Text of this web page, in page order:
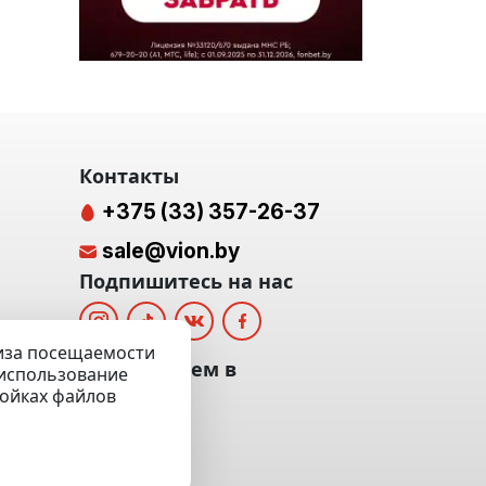
посещаемости
файлов
Контакты
+375 (33) 357-26-37
sale@vion.by
Подпишитесь на нас
Мы отвечаем в